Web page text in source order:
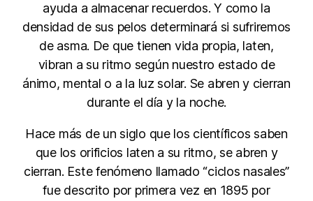
ayuda a almacenar recuerdos. Y como la
densidad de sus pelos determinará si sufriremos
de asma. De que tienen vida propia, laten,
vibran a su ritmo según nuestro estado de
ánimo, mental o a la luz solar. Se abren y cierran
durante el día y la noche.
Hace más de un siglo que los científicos saben
que los orificios laten a su ritmo, se abren y
cierran. Este fenómeno llamado “ciclos nasales”
fue descrito por primera vez en 1895 por